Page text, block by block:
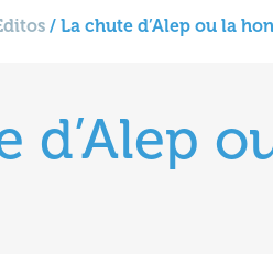
/ La chute d’Alep ou la
d’Alep